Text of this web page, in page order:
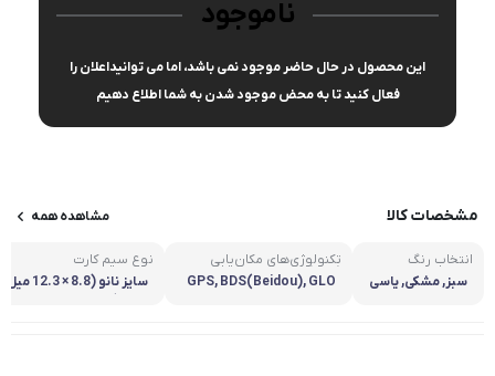
ناموجود
این محصول در حال حاضر موجود نمی باشد، اما می توانیداعلان را
فعال کنید تا به محض موجود شدن به شما اطلاع دهیم
مشخصات کالا مشاهده همه
انتخاب رنگ
سبز, مشکی, یاسی
تکنولوژی‌های مکان‌یابی
GPS, BDS(Beidou), GLO
نوع سیم کارت
سایز نانو (8.8 × 12.3 میل